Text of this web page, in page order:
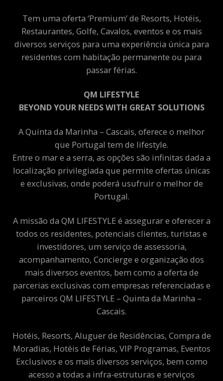
Tem uma oferta ‘Premium’ de Resorts, Hotéis,
Restaurantes, Golfe, Cavalos, eventos e os mais
diversos serviços para uma experiência única para
residentes com habitação permanente ou para
passar férias.
QM LIFESTYLE
BEYOND YOUR NEEDS WITH GREAT SOLUTIONS
A Quinta da Marinha – Cascais, oferece o melhor
que Portugal tem de lifestyle.
Entre o mar e a serra, as opções são infinitas dada a
localização privilegiada que permite ofertas únicas
e exclusivas, onde poderá usufruir o melhor de
Portugal.
A missão da QM LIFESTYLE é assegurar e oferecer a
todos os residentes, potenciais clientes, turistas e
investidores, um serviço de assessoria,
acompanhamento, Concierge e organização dos
mais diversos eventos, bem como a oferta de
parcerias exclusivas com empresas referenciadas e
parceiros QM LIFESTYLE – Quinta da Marinha –
Cascais.
Hotéis, Resorts, Aluguer de Residências, Compra de
Moradias, Hotéis de Férias, VIP Programas, Eventos
Exclusivos e os mais diversos serviços, bem como
acesso a todas a infra-estruturas e serviços